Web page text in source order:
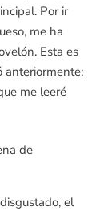
Por ir
me ha
Esta es
anteriormente:
me leeré
de
el